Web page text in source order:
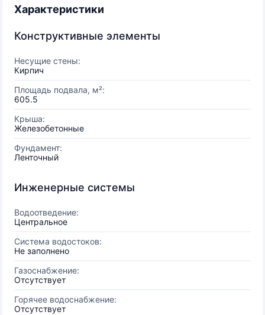
Характеристики
Конструктивные элементы
Несущие стены:
Кирпич
Площадь подвала, м²:
605.5
Крыша:
Железобетонные
Фундамент:
Ленточный
Инженерные системы
Водоотведение:
Центральное
Система водостоков:
Не заполнено
Газоснабжение:
Отсутствует
Горячее водоснабжение:
Отсутствует